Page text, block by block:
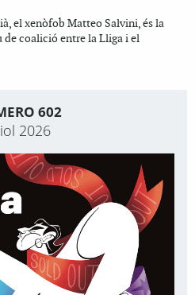
el xenòfob Matteo Salvini, és la
de coalició entre la Lliga i el
602
2026